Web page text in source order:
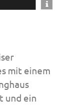
mit einem
und ein